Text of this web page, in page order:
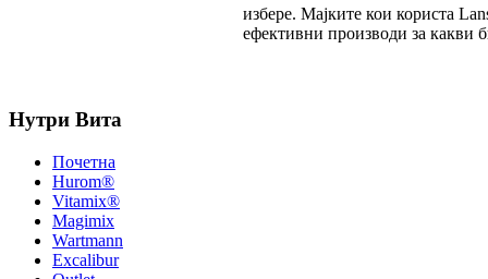
избере. Мајките кои користа
ефективни производи за какви
Нутри Вита
Почетна
Hurom®
Vitamix®
Magimix
Wartmann
Excalibur